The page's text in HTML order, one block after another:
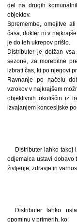
del na drugih
objektov.
Spremembe, omejitve
časa, dokler ni v
je do teh ukrepov prišlo.
Distributer je dolžan
sezone, za morebitne
izbrati čas, ki po njegovi
Ravnanje po načelu
vzrokov v najkrajšem
objektivnih okoliščin iz
izvajanjem koncesijske
Distributer lahko takoj
odjemalca ustavi dobavo
življenje, zdravje in
Distributer lahko
opominu v primerih, ko: